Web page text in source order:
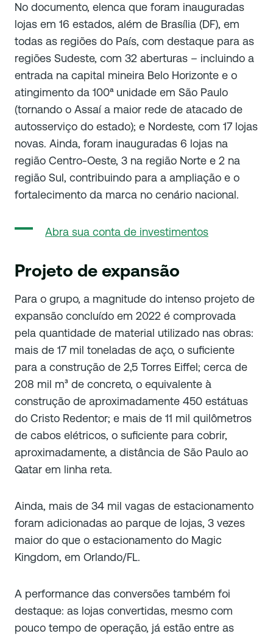
No documento, elenca que foram inauguradas
lojas em 16 estados, além de Brasília (DF), em
todas as regiões do País, com destaque para as
regiões Sudeste, com 32 aberturas – incluindo a
entrada na capital mineira Belo Horizonte e o
atingimento da 100ª unidade em São Paulo
(tornando o Assaí a maior rede de atacado de
autosserviço do estado); e Nordeste, com 17 lojas
novas. Ainda, foram inauguradas 6 lojas na
região Centro-Oeste, 3 na região Norte e 2 na
região Sul, contribuindo para a ampliação e o
fortalecimento da marca no cenário nacional.
Abra sua conta de investimentos
Projeto de expansão
Para o grupo, a magnitude do intenso projeto de
expansão concluído em 2022 é comprovada
pela quantidade de material utilizado nas obras:
mais de 17 mil toneladas de aço, o suficiente
para a construção de 2,5 Torres Eiffel; cerca de
208 mil m³ de concreto, o equivalente à
construção de aproximadamente 450 estátuas
do Cristo Redentor; e mais de 11 mil quilômetros
de cabos elétricos, o suficiente para cobrir,
aproximadamente, a distância de São Paulo ao
Qatar em linha reta.
Ainda, mais de 34 mil vagas de estacionamento
foram adicionadas ao parque de lojas, 3 vezes
maior do que o estacionamento do Magic
Kingdom, em Orlando/FL.
A performance das conversões também foi
destaque: as lojas convertidas, mesmo com
pouco tempo de operação, já estão entre as